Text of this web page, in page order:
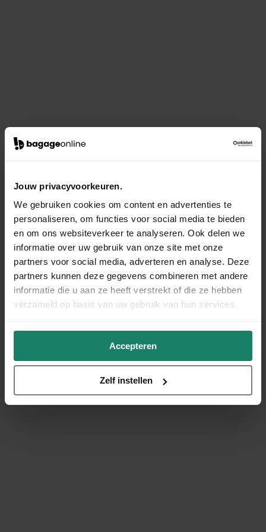
Jouw privacyvoorkeuren.
We gebruiken cookies om content en advertenties te
personaliseren, om functies voor social media te bieden
en om ons websiteverkeer te analyseren. Ook delen we
informatie over uw gebruik van onze site met onze
partners voor social media, adverteren en analyse. Deze
partners kunnen deze gegevens combineren met andere
informatie die u aan ze heeft verstrekt of die ze hebben
verzameld op basis van uw gebruik van hun services.
Accepteren
Zelf instellen